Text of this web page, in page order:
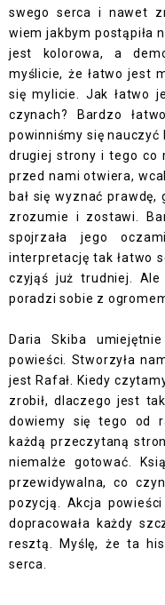
swego serca i nawet
wiem jakbym postąpiła
jest kolorowa, a
myślicie, że łatwo jest
się mylicie. Jak łatwo
czynach? Bardzo
powinniśmy się
drugiej strony i tego co
przed nami otwiera,
bał się wyznać
zrozumie i zostawi.
spojrzała jego
interpretację tak łatwo
czyjąś już trudniej.
poradzi sobie z
Daria Skiba
powieści. Stworzyła
jest Rafał. Kiedy
zrobił, dlaczego jest
dowiemy się tego od
każdą przeczytaną
niemalże gotować.
przewidywalna, co
pozycją. Akcja
dopracowała każdy
resztą. Myślę, że ta
serca.